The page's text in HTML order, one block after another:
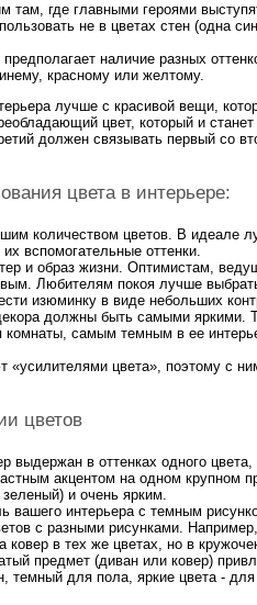
там, где главными героями
не в цветах стен (одна
наличие разных
красному или желтому.
лучше с красивой вещи,
цвет, который и
должен связывать первый
цвета в интерьере:
количеством цветов. В идеале
вспомогательные оттенки.
и образ жизни. Оптимистам,
Любителям покоя лучше выбрать
изюминку в виде небольших
должны быть самыми яркими.
комнаты, самым темным в ее
«усилителями цвета», поэтому с
цветов
выдержан в оттенках одного
акцентом на одном
и очень ярким.
вашего интерьера с темным
с разными рисунками.
ковер в тех же цветах, но в
предмет (диван или ковер)
темный для пола, яркие цвета -